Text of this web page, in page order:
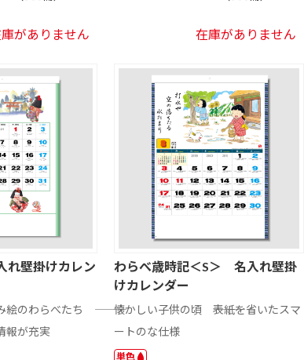
バッグ
以上 A3 サイズ以上 A4 サイズ未満
200 円 201 ～ 300 円 301 ～ 400 円 401 ～ 500 円
ップ付
イプ
ポップアップ付
箋Dタイプ
ミニ箱タイプ付
箋
表紙
付箋
FSC🄬認証カバ
ーなし付箋
再生紙表紙カバ
ー付付箋
再生紙カバーな
し付箋
イカッ
名入れ専用付箋
101 円以上
る
）
円 301 円以上
ット
エア
ボード
ミニ額縁マグネ
マグネットクリ
ップ
木製マグネット
ネット
アクリルマグネ
ット
ップ 台紙付き 両面タイプ 2個タイプ
ブル 珪藻土 アクリル ラバーマット
ム
がありません 在庫がありません
壁掛けカレン
のわらべたち ―――
報が充実
わらべ歳時記＜S＞ 名入れ壁掛
けカレンダー
懐かしい子供の頃 ―――表紙を省いたスマ
ートのな仕様
単色